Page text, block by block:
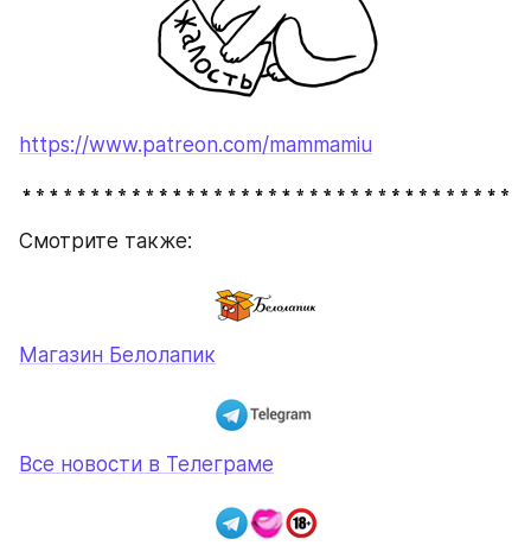
https://www.patreon.com/mammamiu
Смотрите также:
Магазин Белолапик
Все новости в Телеграме